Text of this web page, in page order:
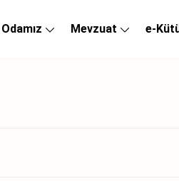
Odamız Mevzuat e-